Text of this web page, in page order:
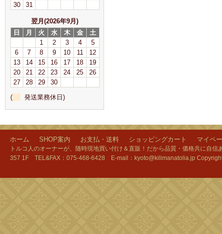
30
31
翌月(2026年9月)
日
月 火 水 木 金
土
1
2 3 4
5
6
7 8 9 10 11
12
13
14 15 16 17 18
19
20
21 22 23 24 25
26
27
28 29
30
(
発送業務休日)
ホーム SHOP案内 お支払・送料 ショッピングカート マイペ
トルコ人のオーナーが、随時現地買い付け＆直販！だから品質・価格共に自
357 1F TEL&FAX：075-468-6428 E-mail：kyoto@kilimanatolia.jp